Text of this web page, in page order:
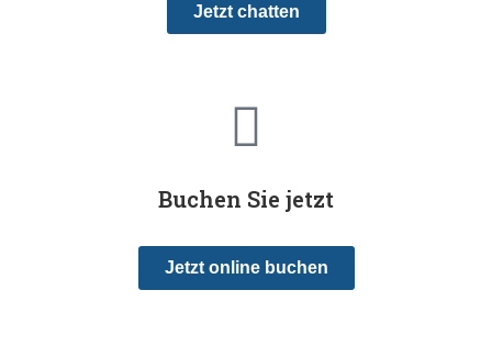
Jetzt chatten
Buchen Sie jetzt
Jetzt online buchen